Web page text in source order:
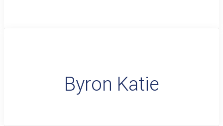
Byron Katie